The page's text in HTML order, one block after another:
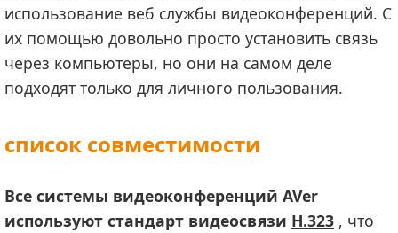
использование веб службы видеоконференций. С
их помощью довольно просто установить связь
через компьютеры, но они на самом деле
подходят только для личного пользования.
список совместимости
Все системы видеоконференций AVer
используют стандарт видеосвязи H.323 , что